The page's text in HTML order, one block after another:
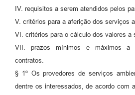
IV. requisitos a serem atendidos pelos
V. critérios para a aferição dos serviços
VI. critérios para o cálculo dos valores a
VII. prazos mínimos e máximos a
contratos.
§ 1º Os provedores de serviços
dentre os interessados, de acordo com